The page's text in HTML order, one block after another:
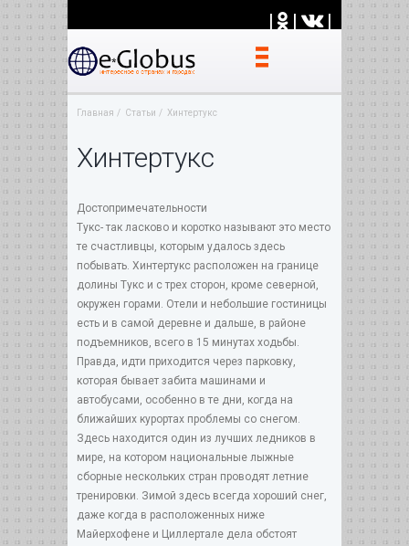
| | |
Главная Статьи Хинтертукс
Хинтертукс
Достопримечательности
Тукс- так ласково и коротко называют это место
те счастливцы, которым удалось здесь
побывать. Хинтертукс расположен на границе
долины Тукс и с трех сторон, кроме северной,
окружен горами. Отели и небольшие гостиницы
есть и в самой деревне и дальше, в районе
подъемников, всего в 15 минутах ходьбы.
Правда, идти приходится через парковку,
которая бывает забита машинами и
автобусами, особенно в те дни, когда на
ближайших курортах проблемы со снегом.
Здесь находится один из лучших ледников в
мире, на котором национальные лыжные
сборные нескольких стран проводят летние
тренировки. Зимой здесь всегда хороший снег,
даже когда в расположенных ниже
Майерхофене и Циллертале дела обстоят